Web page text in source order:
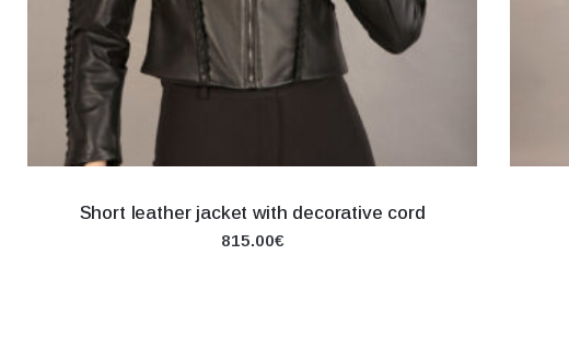
Short leather jacket with decorative cord
815.00€